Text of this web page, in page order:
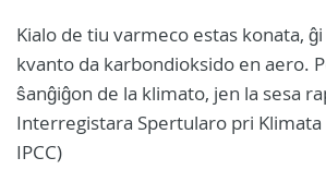
Kialo de tiu varmeco estas konata,
kvanto da karbondioksido en aero.
ŝanĝiĝon de la klimato, jen la sesa
Interregistara Spertularo pri Klimata
IPCC)